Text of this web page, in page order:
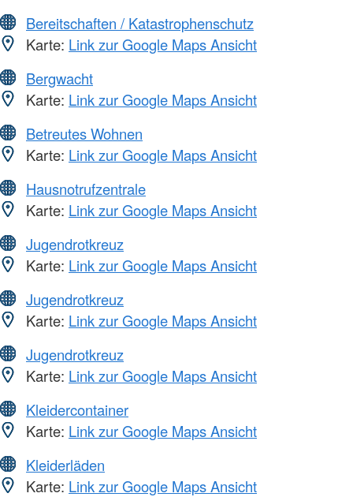
Bereitschaften / Katastrophenschutz
Karte: Link zur Google Maps Ansicht
Bergwacht
Karte: Link zur Google Maps Ansicht
Betreutes Wohnen
Karte: Link zur Google Maps Ansicht
Hausnotrufzentrale
Karte: Link zur Google Maps Ansicht
Jugendrotkreuz
Karte: Link zur Google Maps Ansicht
Jugendrotkreuz
Karte: Link zur Google Maps Ansicht
Jugendrotkreuz
Karte: Link zur Google Maps Ansicht
Kleidercontainer
Karte: Link zur Google Maps Ansicht
Kleiderläden
Karte: Link zur Google Maps Ansicht